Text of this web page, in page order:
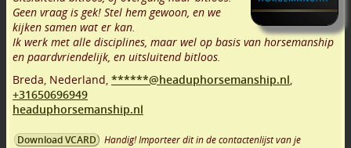
Geen vraag is gek! Stel hem gewoon, en we
kijken samen wat er kan.
Ik werk met alle disciplines, maar wel op basis van horsemanship
en paardvriendelijk, en uitsluitend bitloos.
Breda, Nederland, ******@headuphorsemanship.nl,
+31650696949
headuphorsemanship.nl
Download VCARD
Handig! Importeer dit in de contactenlijst van je